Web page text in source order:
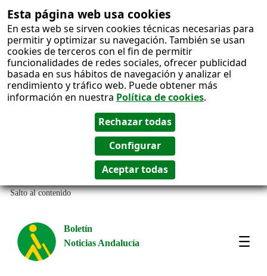
Esta página web usa cookies
En esta web se sirven cookies técnicas necesarias para
permitir y optimizar su navegación. También se usan
cookies de terceros con el fin de permitir
funcionalidades de redes sociales, ofrecer publicidad
basada en sus hábitos de navegación y analizar el
rendimiento y tráfico web. Puede obtener más
información en nuestra Política de cookies.
Salto al contenido
Boletín
Noticias Andalucía